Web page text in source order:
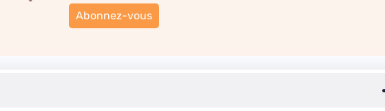
Abonnez-vous